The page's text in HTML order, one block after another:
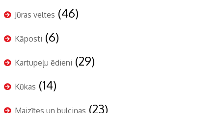
Jūras veltes (46)
Kāposti (6)
Kartupeļu ēdieni (29)
Kūkas (14)
Maizītes un bulciņas (23)